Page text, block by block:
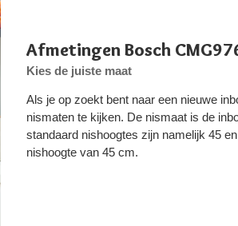
Afmetingen Bosch
Kies de juiste maat
Als je op zoekt bent naar een nieuwe
nismaten te kijken. De nismaat is de
standaard nishoogtes zijn namelijk 45
nishoogte van 45 cm.